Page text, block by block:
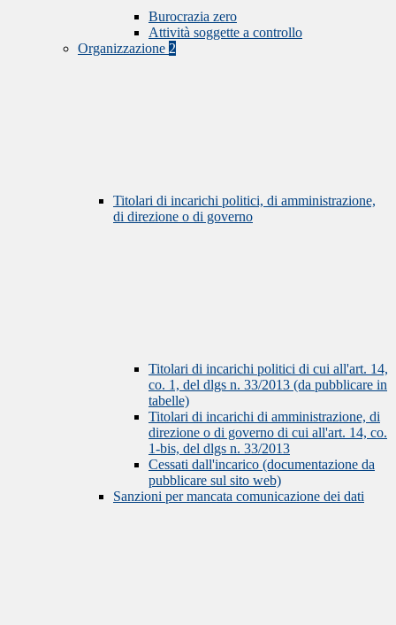
Burocrazia zero
Attività soggette a controllo
Organizzazione 2
Titolari di incarichi politici, di amministrazione,
di direzione o di governo
Titolari di incarichi politici di cui all'art. 14,
co. 1, del dlgs n. 33/2013 (da pubblicare in
tabelle)
Titolari di incarichi di amministrazione, di
direzione o di governo di cui all'art. 14, co.
1-bis, del dlgs n. 33/2013
Cessati dall'incarico (documentazione da
pubblicare sul sito web)
Sanzioni per mancata comunicazione dei dati